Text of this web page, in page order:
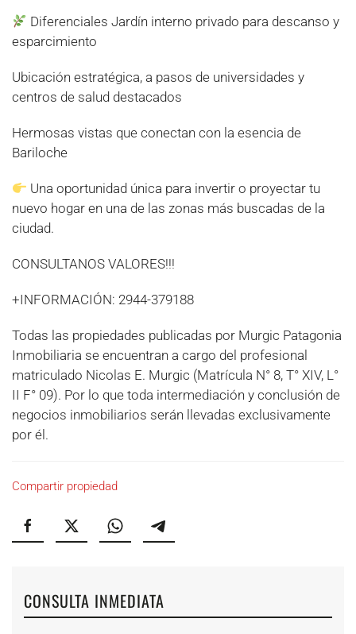
Diferenciales Jardín interno privado para descanso y
esparcimiento
Ubicación estratégica, a pasos de universidades y
centros de salud destacados
Hermosas vistas que conectan con la esencia de
Bariloche
Una oportunidad única para invertir o proyectar tu
nuevo hogar en una de las zonas más buscadas de la
ciudad.
CONSULTANOS VALORES!!!
+INFORMACIÓN: 2944-379188
Todas las propiedades publicadas por Murgic Patagonia
Inmobiliaria se encuentran a cargo del profesional
matriculado Nicolas E. Murgic (Matrícula N° 8, T° XIV, L°
II F° 09). Por lo que toda intermediación y conclusión de
negocios inmobiliarios serán llevadas exclusivamente
por él.
Compartir propiedad
CONSULTA INMEDIATA